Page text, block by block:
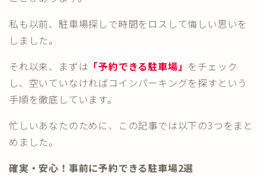
私も以前、駐車場探しで時間をロスして悔しい思いを
しました。
それ以来、まずは 「予約できる駐車場」 をチェック
し、空いていなければコインパーキングを探すという
手順を徹底しています。
忙しいあなたのために、この記事では以下の3つをまと
めました。
確実・安心！事前に予約できる駐車場2選